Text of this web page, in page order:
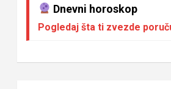
Dnevni horoskop
Pogledaj šta ti zvezde